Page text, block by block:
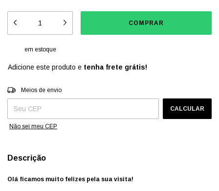
em estoque
Adicione este produto e tenha frete grátis!
Entregas para o CEP:
Meios de envio
CALCULAR
Não sei meu CEP
Descrição
Olá ficamos muito felizes pela sua visita!